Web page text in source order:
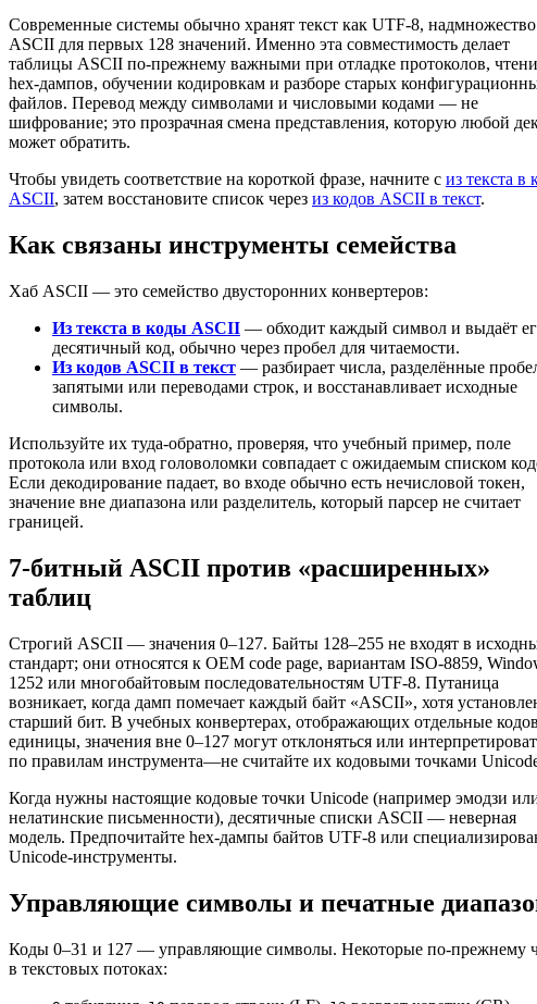
Современные системы обычно хранят текст как UTF-8, надмножество
ASCII для первых 128 значений. Именно эта совместимость делает
таблицы ASCII по-прежнему важными при отладке протоколов,
hex-дампов, обучении кодировкам и разборе старых
файлов. Перевод между символами и числовыми кодами — не
шифрование; это прозрачная смена представления, которую любой
может обратить.
Чтобы увидеть соответствие на короткой фразе, начните с из текста в
ASCII, затем восстановите список через из кодов ASCII в текст.
Как связаны инструменты семейства
Хаб ASCII — это семейство двусторонних конвертеров:
Из текста в коды ASCII — обходит каждый символ и выдаёт
десятичный код, обычно через пробел для читаемости.
Из кодов ASCII в текст — разбирает числа, разделённые
запятыми или переводами строк, и восстанавливает исходные
символы.
Используйте их туда-обратно, проверяя, что учебный пример, поле
протокола или вход головоломки совпадает с ожидаемым списком
Если декодирование падает, во входе обычно есть нечисловой токен,
значение вне диапазона или разделитель, который парсер не считает
границей.
7-битный ASCII против «расширенных»
таблиц
Строгий ASCII — значения 0–127. Байты 128–255 не входят в
стандарт; они относятся к OEM code page, вариантам ISO-8859,
1252 или многобайтовым последовательностям UTF-8. Путаница
возникает, когда дамп помечает каждый байт «ASCII», хотя
старший бит. В учебных конвертерах, отображающих отдельные
единицы, значения вне 0–127 могут отклоняться или
по правилам инструмента—не считайте их кодовыми точками
Когда нужны настоящие кодовые точки Unicode (например эмодзи
нелатинские письменности), десятичные списки ASCII — неверная
модель. Предпочитайте hex-дампы байтов UTF-8 или
Unicode-инструменты.
Управляющие символы и печатные
Коды 0–31 и 127 — управляющие символы. Некоторые по-прежнему
в текстовых потоках: